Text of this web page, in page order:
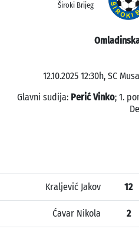
Široki Brijeg
12.10.2025 12:30h, SC
Glavni sudija: Perić Vinko; 1.
Kraljević Jakov 12
Ćavar Nikola 2